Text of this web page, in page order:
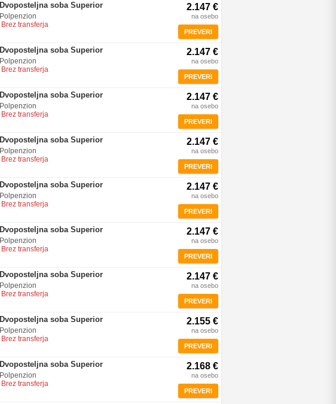
Dvoposteljna soba Superior
Polpenzion
Brez transferja
2.147 €
na osebo
PREVERI
Dvoposteljna soba Superior
Polpenzion
Brez transferja
2.147 €
na osebo
PREVERI
Dvoposteljna soba Superior
Polpenzion
Brez transferja
2.147 €
na osebo
PREVERI
Dvoposteljna soba Superior
Polpenzion
Brez transferja
2.147 €
na osebo
PREVERI
Dvoposteljna soba Superior
Polpenzion
Brez transferja
2.147 €
na osebo
PREVERI
Dvoposteljna soba Superior
Polpenzion
Brez transferja
2.147 €
na osebo
PREVERI
Dvoposteljna soba Superior
Polpenzion
Brez transferja
2.147 €
na osebo
PREVERI
Dvoposteljna soba Superior
Polpenzion
Brez transferja
2.155 €
na osebo
PREVERI
Dvoposteljna soba Superior
Polpenzion
Brez transferja
2.168 €
na osebo
PREVERI